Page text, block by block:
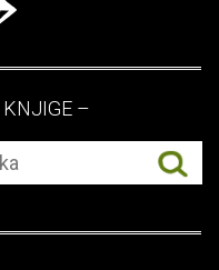
KNJIGE –